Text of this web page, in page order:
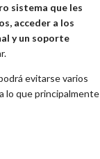
sistema que les
acceder a los
y un soporte
evitarse varios
lo que principalmente